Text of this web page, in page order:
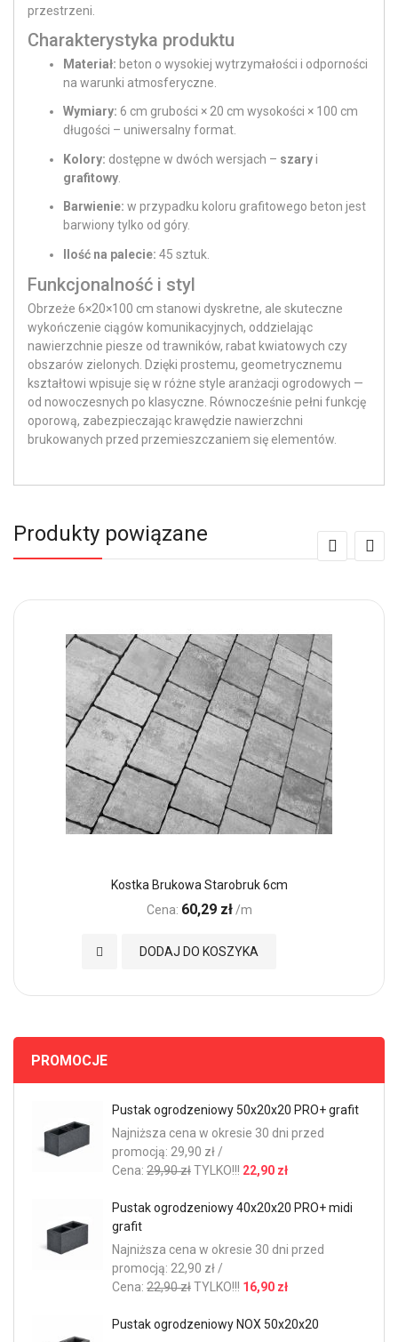
przestrzeni.
Charakterystyka produktu
Materiał: beton o wysokiej wytrzymałości i odporności
na warunki atmosferyczne.
Wymiary: 6 cm grubości × 20 cm wysokości × 100 cm
długości – uniwersalny format.
Kolory: dostępne w dwóch wersjach – szaryi
grafitowy
Barwienie: w przypadku koloru grafitowego beton jest
barwiony tylko od góry.
Ilość na palecie: 45 sztuk.
Funkcjonalność i styl
Obrzeże 6×20×100 cm stanowi dyskretne, ale skuteczne
wykończenie ciągów komunikacyjnych, oddzielając
nawierzchnie piesze od trawników, rabat kwiatowych czy
obszarów zielonych. Dzięki prostemu, geometrycznemu
kształtowi wpisuje się w różne style aranżacji ogrodowych —
od nowoczesnych po klasyczne. Równocześnie pełni funkcję
oporową, zabezpieczając krawędzie nawierzchni
brukowanych przed przemieszczaniem się elementów.
Produkty powiązane
Kostka Brukowa Starobruk 6cm
Cena: 60,29 zł /m
DODAJ DO KOSZYKA
Dodaj do Ulubionych
PROMOCJE
Pustak ogrodzeniowy 50x20x20 PRO+ grafit
Najniższa cena w okresie 30 dni przed
promocją: 29,90 zł /
Cena: 29,90 złTYLKO!!! 22,90 zł
Pustak ogrodzeniowy 40x20x20 PRO+ midi
grafit
Najniższa cena w okresie 30 dni przed
promocją: 22,90 zł /
Cena: 22,90 złTYLKO!!! 16,90 zł
Pustak ogrodzeniowy NOX 50x20x20